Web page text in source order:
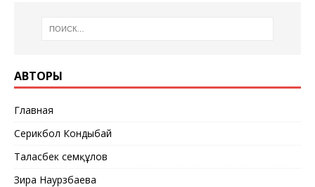
АВТОРЫ
Главная
Серикбол Кондыбай
Таласбек Әсемқұлов
Зира Наурзбаева